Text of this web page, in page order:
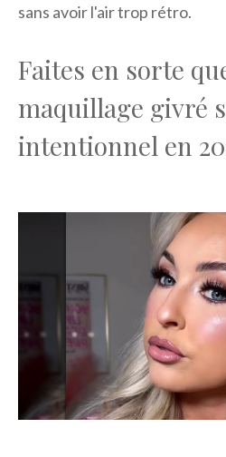
sans avoir l'air trop rétro.
Faites en sorte
maquillage givré
intentionnel en